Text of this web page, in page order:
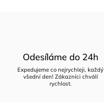
Odesíláme do 24h
Expedujeme co nejrychleji, každý
všední den! Zákazníci chválí
rychlost.